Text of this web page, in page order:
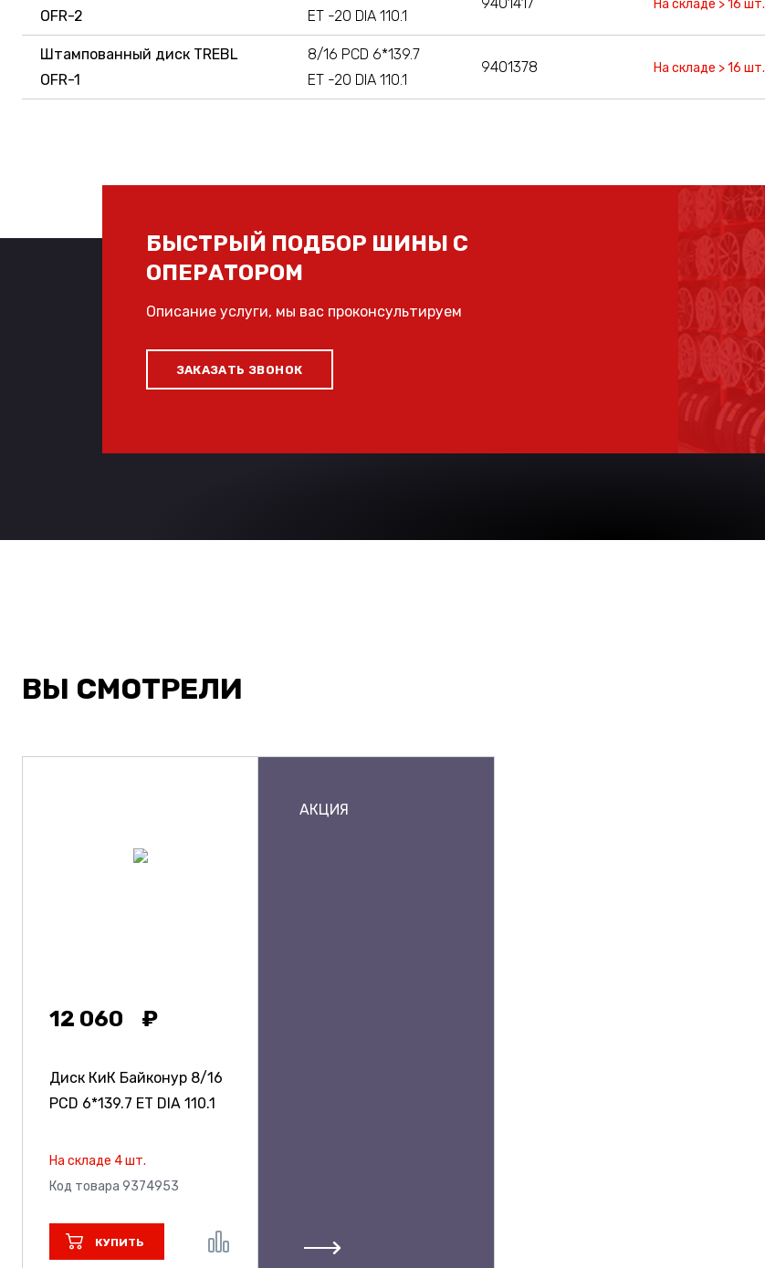
OFR-2
ET -20 DIA 110.1
На складе > 16 шт.
Штампованный диск TREBL
OFR-1
8/16 PCD 6*139.7
ET -20 DIA 110.1
9401378 На складе > 16 шт.
БЫСТРЫЙ ПОДБОР ШИНЫ С
ОПЕРАТОРОМ
Описание услуги, мы вас проконсультируем
ЗАКАЗАТЬ ЗВОНОК
ВЫ СМОТРЕЛИ
12 060
Диск КиК Байконур 8/16
PCD 6*139.7 ET DIA 110.1
На складе 4 шт.
Код товара 9374953
КУПИТЬ
АКЦИЯ